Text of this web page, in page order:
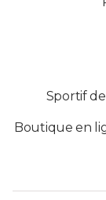
Sportif
Boutique en